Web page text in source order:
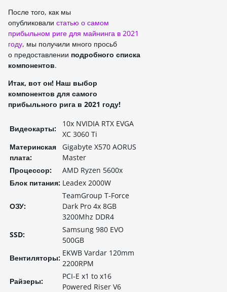
После того, как мы
опубликовали статью о самом
прибыльном риге для майнинга в 2021
году, мы получили много просьб
о предоставлении подробного списка
компонентов.
Итак, вот он! Наш выбор
компонентов для самого
прибыльного рига в 2021 году!
Видеокарты:
10x NVIDIA RTX EVGA
XC 3060 Ti
Материнская
плата:
Gigabyte X570 AORUS
Master
Процессор:
AMD Ryzen 5600x
Блок питания: Leadex 2000W
ОЗУ:
TeamGroup T-Force
Dark Pro 4x 8GB
3200Mhz DDR4
SSD:
Samsung 980 EVO
500GB
Вентиляторы:
EKWB Vardar 120mm
2200RPM
Райзеры:
PCI-E x1 to x16
Powered Riser V6